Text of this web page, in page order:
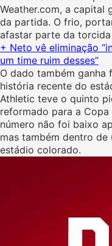
Weather.com, a capital
da partida. O frio,
afastar parte da torcida
+ Neto vê eliminação
um time ruim desses”
O dado também ganha
história recente do
Athletic teve o quinto
reformado para a Copa
número não foi baixo
mas também dentro
estádio colorado.